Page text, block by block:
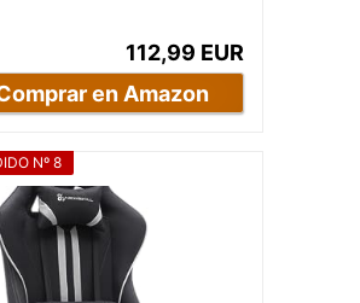
112,99 EUR
en Amazon
Nº 8